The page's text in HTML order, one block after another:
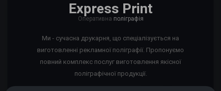
Express Print
Оперативна поліграфія
Ми - сучасна друкарня, що спеціалізується на
виготовленні рекламної поліграфії. Пропонуємо
повний комплекс послуг виготовлення якісної
поліграфічної продукції.